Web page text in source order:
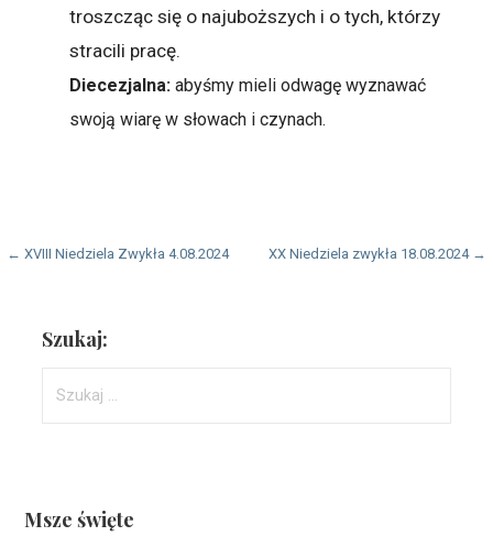
troszcząc się o najuboższych i o tych, którzy
stracili pracę.
Diecezjalna:abyśmy mieli odwagę wyznawać
swoją wiarę w słowach i czynach.
Nawigacja
← XVIII Niedziela Zwykła 4.08.2024 XX Niedziela zwykła 18.08.2024 →
Szukaj:
Msze święte